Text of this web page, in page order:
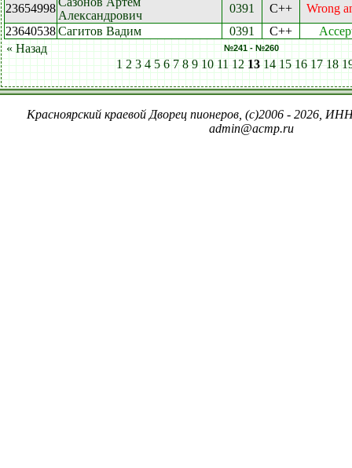
23654998
Александрович
0391 C++
Wrong
23640538Сагитов Вадим 0391 C++
« Назад
№241 - №260
1 2 3 4 5 6 7 8 9 10 11 12 13 14 15 16 17 18
Красноярский краевой Дворец пионеров, (c)2006 - 2026,
admin@acmp.ru